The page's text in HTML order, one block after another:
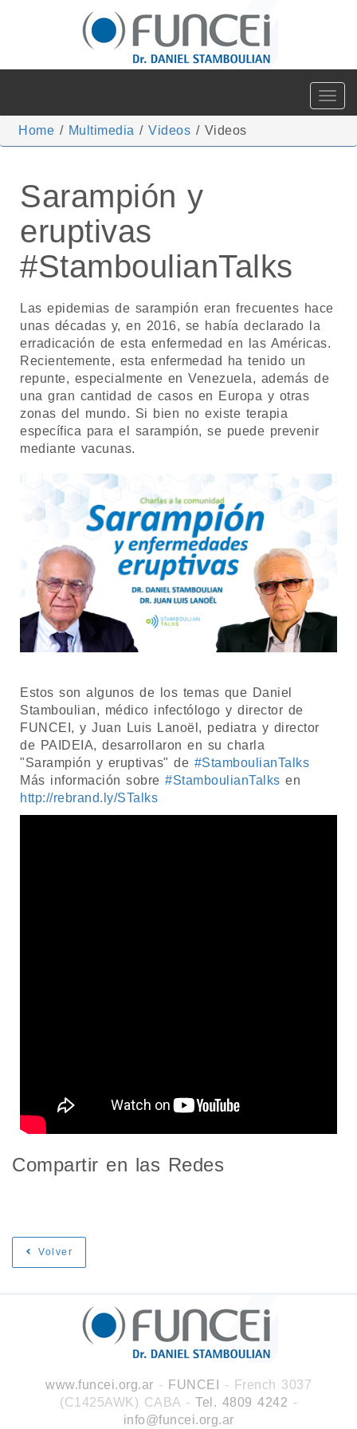
Toggle
Home / Multimedia / Videos / Videos
Sarampión y
eruptivas
#StamboulianTalks
Las epidemias de sarampión eran frecuentes hace
unas décadas y, en 2016, se había declarado la
erradicación de esta enfermedad en las Américas.
Recientemente, esta enfermedad ha tenido un
repunte, especialmente en Venezuela, además de
una gran cantidad de casos en Europa y otras
zonas del mundo. Si bien no existe terapia
específica para el sarampión, se puede prevenir
mediante vacunas.
Estos son algunos de los temas que Daniel
Stamboulian, médico infectólogo y director de
FUNCEI, y Juan Luis Lanoël, pediatra y director
de PAIDEIA, desarrollaron en su charla
"Sarampión y eruptivas" de #StamboulianTalks
Más información sobre #StamboulianTalks en
http://rebrand.ly/STalks
Compartir en las Redes
Volver
www.funcei.org.ar - FUNCEI
- French 3037
(C1425AWK) CABA - Tel. 4809 4242 -
info@funcei.org.ar